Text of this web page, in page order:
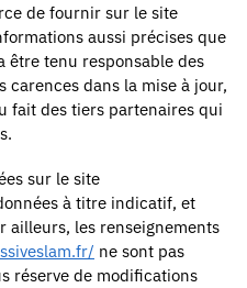
de fournir sur le site
aussi précises que
être tenu responsable des
carences dans la mise à jour,
fait des tiers partenaires qui
sur le site
à titre indicatif, et
ailleurs, les renseignements
ne sont pas
réserve de modifications